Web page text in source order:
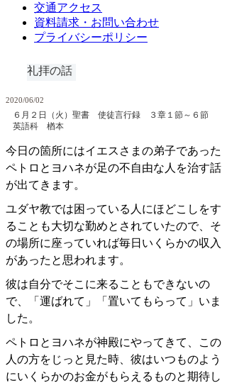
交通アクセス
資料請求・お問い合わせ
プライバシーポリシー
礼拝の話
2020/06/02
６月２日（火）聖書 使徒言行録 ３章１節～６節
英語科 楢本
今日の箇所にはイエスさまの弟子であった
ペトロとヨハネが足の不自由な人を治す話
が出てきます。
ユダヤ教では困っている人にほどこしをす
ることも大切な勤めとされていたので、そ
の場所に座っていれば毎日いくらかの収入
があったと思われます。
彼は自分でそこに来ることもできないの
で、「運ばれて」「置いてもらって」いま
した。
ペトロとヨハネが神殿にやってきて、この
人の方をじっと見た時、彼はいつものよう
にいくらかのお金がもらえるものと期待し